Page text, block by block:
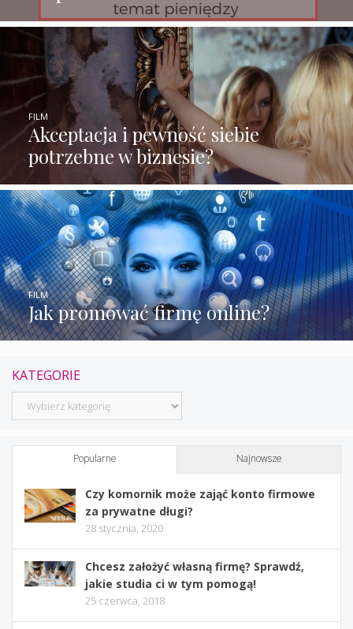
Akceptacja i pewność siebie
potrzebne w biznesie?
FILM
Jak promować firmę online?
FILM
KATEGORIE
Kategorie
Popularne Najnowsze
Czy komornik może zająć konto firmowe
za prywatne długi?
28 stycznia, 2020
Chcesz założyć własną firmę? Sprawdź,
jakie studia ci w tym pomogą!
25 czerwca, 2018